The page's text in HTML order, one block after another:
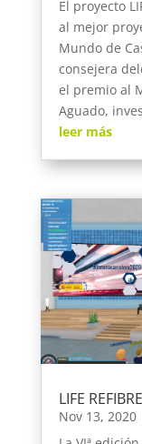
El proyecto
al mejor
Mundo de
consejera
el premio al
Aguado,
leer más
LIFE
Nov 13, 2020